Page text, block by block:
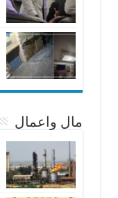
مال واعمال